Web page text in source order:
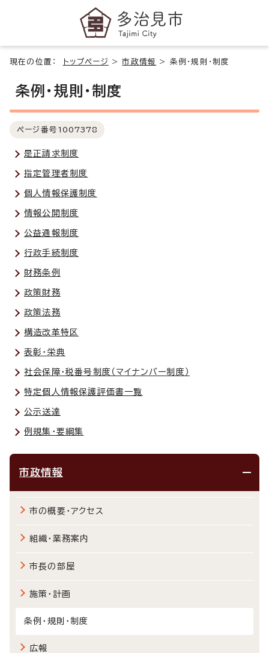
現在の位置： トップページ >市政情報 > 条例・規則・制度
条例・規則・制度
ページ番号 1007378
是正請求制度
指定管理者制度
個人情報保護制度
情報公開制度
公益通報制度
行政手続制度
財務条例
政策財務
政策法務
構造改革特区
表彰・栄典
社会保障・税番号制度（マイナンバー制度）
特定個人情報保護評価書一覧
公示送達
例規集・要綱集
市政情報
市の概要・アクセス
組織・業務案内
市長の部屋
施策・計画
条例・規則・制度
広報